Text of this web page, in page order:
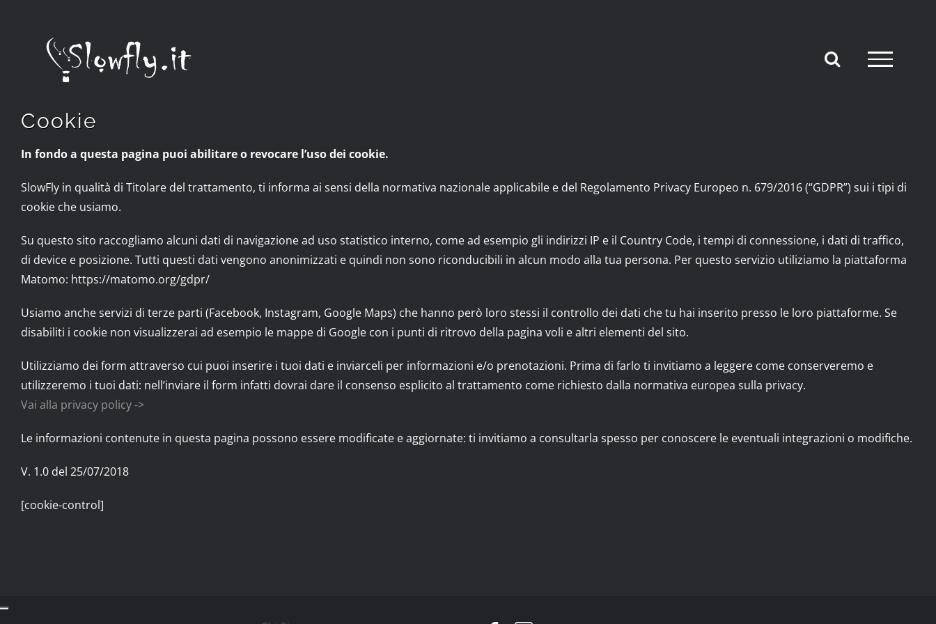
contenuto
Cookie
In fondo a questa pagina puoi abilitare o revocare l’uso dei cookie.
SlowFly in qualità di Titolare del trattamento, ti informa ai sensi della normativa nazionale applicabile e del Regolamento Privacy Europeo n. 679/2016 (“GDPR”) sui i tipi di
cookie che usiamo.
Su questo sito raccogliamo alcuni dati di navigazione ad uso statistico interno, come ad esempio gli indirizzi IP e il Country Code, i tempi di connessione, i dati di traffico,
di device e posizione. Tutti questi dati vengono anonimizzati e quindi non sono riconducibili in alcun modo alla tua persona. Per questo servizio utiliziamo la piattaforma
Matomo: https://matomo.org/gdpr/
Usiamo anche servizi di terze parti (Facebook, Instagram, Google Maps) che hanno però loro stessi il controllo dei dati che tu hai inserito presso le loro piattaforme. Se
disabiliti i cookie non visualizzerai ad esempio le mappe di Google con i punti di ritrovo della pagina voli e altri elementi del sito.
Utilizziamo dei form attraverso cui puoi inserire i tuoi dati e inviarceli per informazioni e/o prenotazioni. Prima di farlo ti invitiamo a leggere come conserveremo e
utilizzeremo i tuoi dati: nell’inviare il form infatti dovrai dare il consenso esplicito al trattamento come richiesto dalla normativa europea sulla privacy.
Vai alla privacy policy ->
Le informazioni contenute in questa pagina possono essere modificate e aggiornate: ti invitiamo a consultarla spesso per conoscere le eventuali integrazioni o modifiche.
V. 1.0 del 25/07/2018
[cookie-control]